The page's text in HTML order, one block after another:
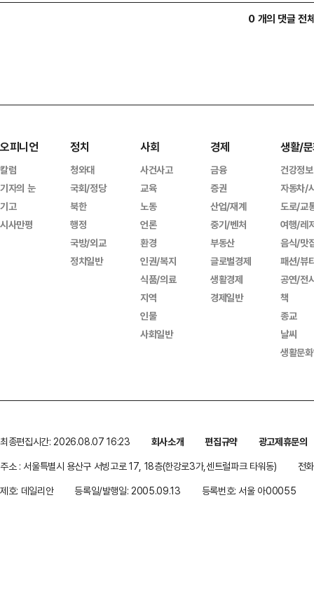
0 개의 댓글 전
오피니언
칼럼
기자의 눈
기고
시사만평
정치
청와대
국회/정당
북한
행정
국방/외교
정치일반
사회
사건사고
교육
노동
언론
환경
인권/복지
식품/의료
지역
인물
사회일반
경제
금융
증권
산업/재계
중기/벤처
부동산
글로벌경제
생활경제
경제일반
생활/
건강정보
자동차/
도로/교
여행/레
음식/맛
패션/뷰
공연/전
책
종교
날씨
생활문
최종편집시간: 2026.08.07 16:23 회사소개 편집규약
광고제휴문의
주소 : 서울특별시 용산구 서빙고로 17, 18층(한강로3가,센트럴파크 타워동)
전
제호: 데일리안
등록일/발행일: 2005.09.13 등록번호: 서울 아00055